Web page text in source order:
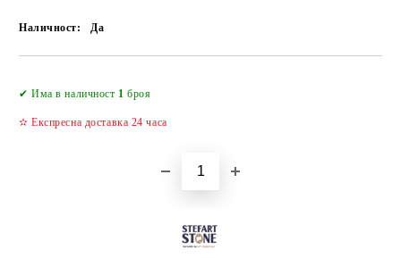
Наличност: Да
✔ Има в наличност 1 броя
✫ Експресна доставка 24 часа